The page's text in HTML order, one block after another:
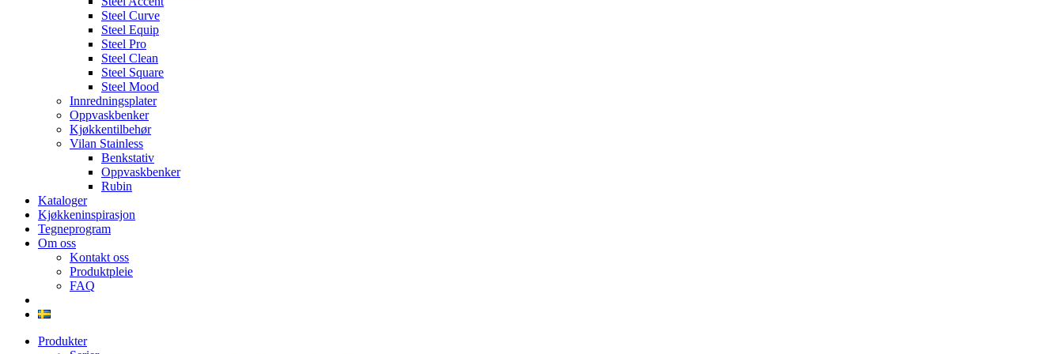
Steel Curve
Steel Equip
Steel Pro
Steel Clean
Steel Square
Steel Mood
Innredningsplater
Oppvaskbenker
Kjøkkentilbehør
Vilan Stainless
Benkstativ
Oppvaskbenker
Rubin
Kataloger
Kjøkkeninspirasjon
Tegneprogram
Om oss
Kontakt oss
Produktpleie
FAQ
Produkter